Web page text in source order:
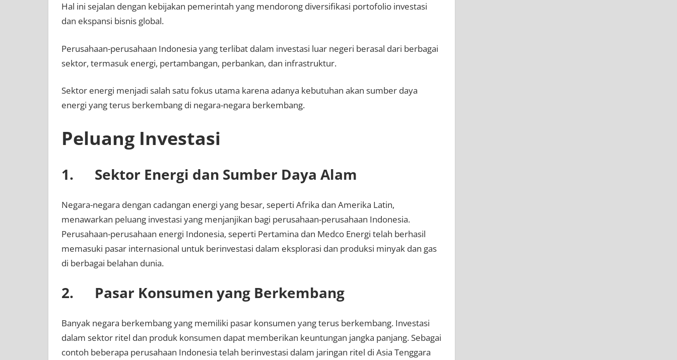
Hal ini sejalan dengan kebijakan pemerintah yang mendorong diversifikasi portofolio investasi
dan ekspansi bisnis global.
Perusahaan-perusahaan Indonesia yang terlibat dalam investasi luar negeri berasal dari berbagai
sektor, termasuk energi, pertambangan, perbankan, dan infrastruktur.
Sektor energi menjadi salah satu fokus utama karena adanya kebutuhan akan sumber daya
energi yang terus berkembang di negara-negara berkembang.
Peluang Investasi
1. Sektor Energi dan Sumber Daya Alam
Negara-negara dengan cadangan energi yang besar, seperti Afrika dan Amerika Latin,
menawarkan peluang investasi yang menjanjikan bagi perusahaan-perusahaan Indonesia.
Perusahaan-perusahaan energi Indonesia, seperti Pertamina dan Medco Energi telah berhasil
memasuki pasar internasional untuk berinvestasi dalam eksplorasi dan produksi minyak dan gas
di berbagai belahan dunia.
2. Pasar Konsumen yang Berkembang
Banyak negara berkembang yang memiliki pasar konsumen yang terus berkembang. Investasi
dalam sektor ritel dan produk konsumen dapat memberikan keuntungan jangka panjang. Sebagai
contoh beberapa perusahaan Indonesia telah berinvestasi dalam jaringan ritel di Asia Tenggara